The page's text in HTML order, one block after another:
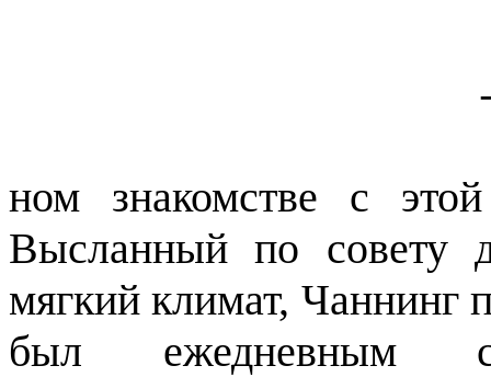
ном знакомстве с
Высланный по совету
мягкий климат, Чаннинг
был ежедневным